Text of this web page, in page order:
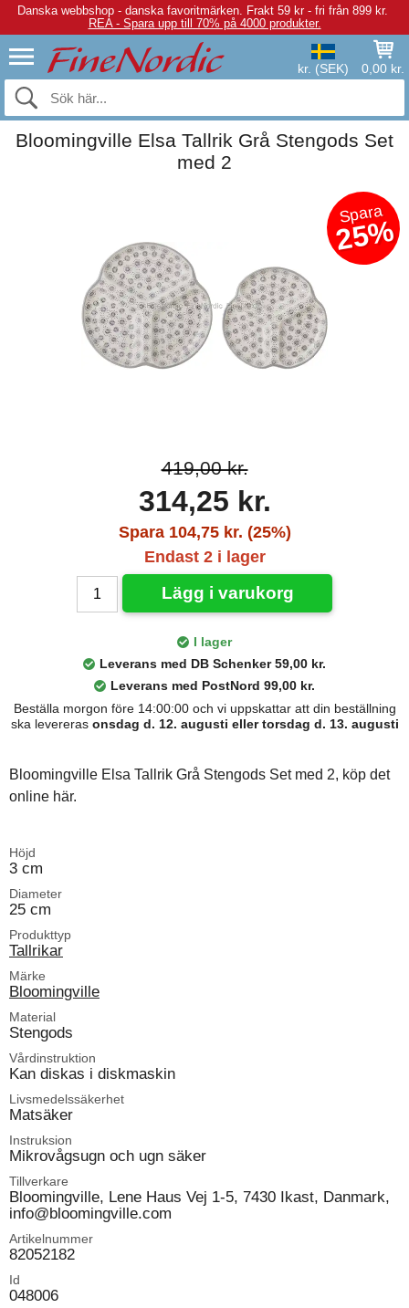
Danska webbshop - danska favoritmärken. Frakt 59 kr - fri från 899 kr.
REA - Spara upp till 70% på 4000 produkter.
kr. (SEK) 0,00 kr.
Bloomingville Elsa Tallrik Grå Stengods Set
med 2
Spara
25%
419,00 kr.
314,25 kr.
Spara 104,75 kr. (25%)
Endast 2 i lager
Lägg i varukorg
I lager
Leverans med DB Schenker 59,00 kr.
Leverans med PostNord 99,00 kr.
Beställa morgon före 14:00:00 och vi uppskattar att din beställning
ska levereras onsdag d. 12. augusti eller torsdag d. 13. augusti
Bloomingville Elsa Tallrik Grå Stengods Set med 2, köp det
online här.
Höjd
3 cm
Diameter
25 cm
Produkttyp
Tallrikar
Märke
Bloomingville
Material
Stengods
Vårdinstruktion
Kan diskas i diskmaskin
Livsmedelssäkerhet
Matsäker
Instruksion
Mikrovågsugn och ugn säker
Tillverkare
Bloomingville, Lene Haus Vej 1-5, 7430 Ikast, Danmark,
info@bloomingville.com
Artikelnummer
82052182
Id
048006